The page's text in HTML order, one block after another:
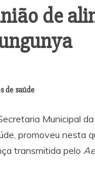
de
de saúde
Municipal da
promoveu nesta
transmitida pelo